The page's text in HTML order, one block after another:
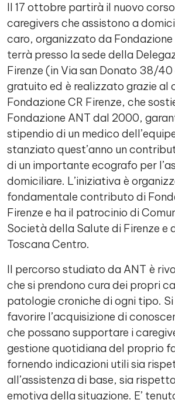
Il 17 ottobre partirà il nuovo
caregivers che assistono a
caro, organizzato da Fondazione
terrà presso la sede della
Firenze (in Via san Donato 38/40
gratuito ed è realizzato grazie al
Fondazione CR Firenze, che
Fondazione ANT dal 2000,
stipendio di un medico
stanziato quest’anno un
di un importante ecografo per
domiciliare. L’iniziativa è
fondamentale contributo di
Firenze e ha il patrocinio di
Società della Salute di Firenze e
Toscana Centro.
Il percorso studiato da ANT è
che si prendono cura dei propri
patologie croniche di ogni tipo.
favorire l’acquisizione di
che possano supportare i
gestione quotidiana del proprio
fornendo indicazioni utili sia
all’assistenza di base, sia
emotiva della situazione. E’